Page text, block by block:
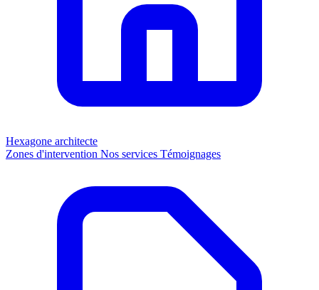
Hexagone architecte
Zones d'intervention Nos services Témoignages